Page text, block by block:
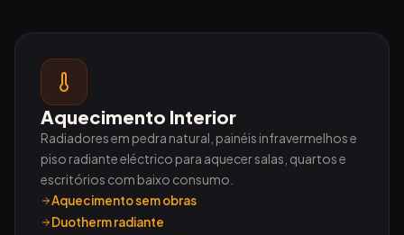
Aquecimento Interior
Radiadores em pedra natural, painéis infravermelhos e
piso radiante eléctrico para aquecer salas, quartos e
escritórios com baixo consumo.
Aquecimento sem obras
Duotherm radiante